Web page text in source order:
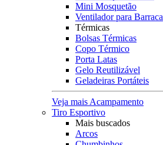
Mini Mosquetão
Ventilador para Barraca
Térmicas
Bolsas Térmicas
Copo Térmico
Porta Latas
Gelo Reutilizável
Geladeiras Portáteis
Veja mais Acampamento
Tiro Esportivo
Mais buscados
Arcos